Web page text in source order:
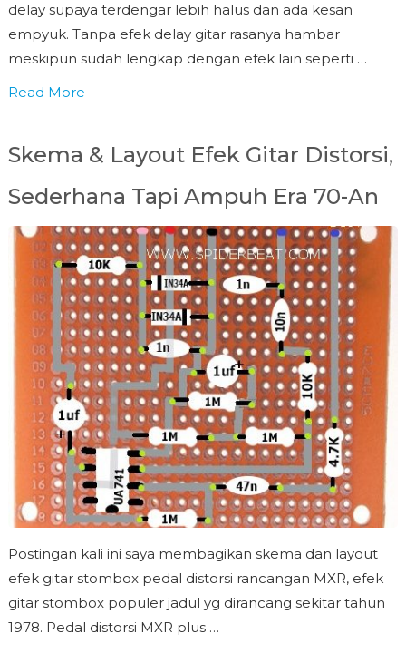
delay supaya terdengar lebih halus dan ada kesan
empyuk. Tanpa efek delay gitar rasanya hambar
meskipun sudah lengkap dengan efek lain seperti …
Read More
Skema & Layout Efek Gitar Distorsi,
Sederhana Tapi Ampuh Era 70-An
Postingan kali ini saya membagikan skema dan layout
efek gitar stombox pedal distorsi rancangan MXR, efek
gitar stombox populer jadul yg dirancang sekitar tahun
1978. Pedal distorsi MXR plus …